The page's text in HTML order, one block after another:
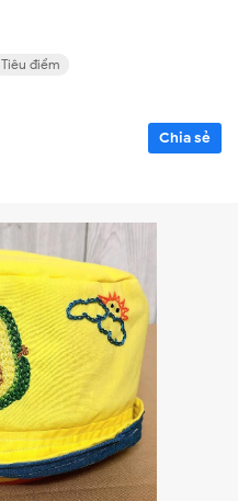
Tiêu điểm
Chia sẻ